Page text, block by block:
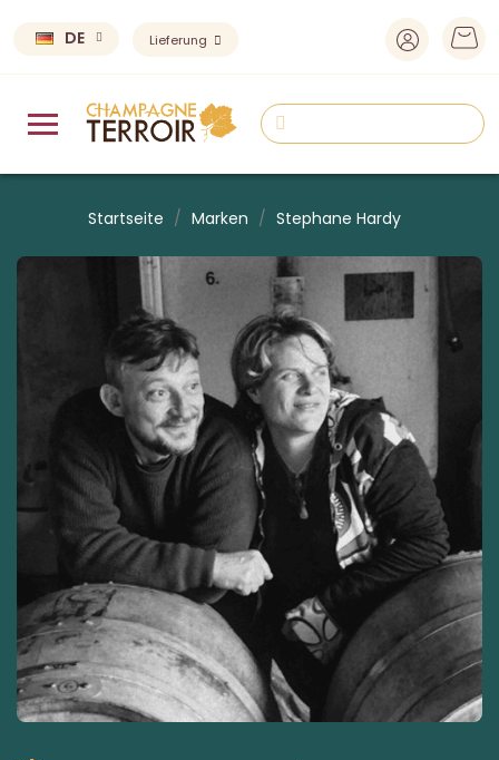
DE Lieferung
Startseite Marken Stephane Hardy